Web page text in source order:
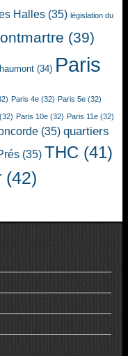
Halles (35) législation du
(39)
(34) Paris
Paris 4e (32) Paris 5e (32)
(32) Paris 10e (32) Paris 11e (32)
(35) quartiers
(35) THC (41)
(42)